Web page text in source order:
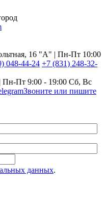
16 "А" | Пн-Пт 10:00
048-44-24 +7 (831) 248-32-
Пн-Пт 9:00 - 19:00 Сб, Вс
Звоните или пишите
данных.